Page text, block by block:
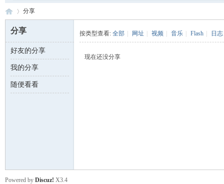
数 ›
分享
分享
好友的分享
我的分享
随便看看
按类型查看: 全部 网址 视频 音乐 Flash 日志
现在还没分享
Powered by Discuz! X3.4